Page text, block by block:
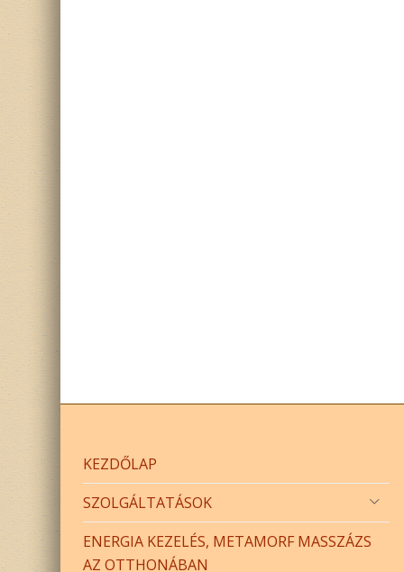
KEZDŐLAP
SZOLGÁLTATÁSOK
ENERGIA KEZELÉS, METAMORF MASSZÁZS
AZ OTTHONÁBAN